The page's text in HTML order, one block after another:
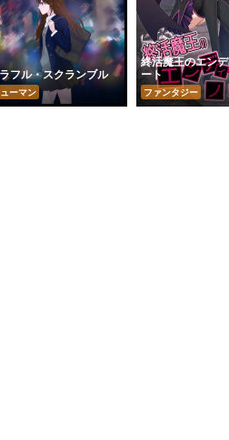
フル・スクランブル
ーマン
終活魔王のエン
ート
ファンタジー